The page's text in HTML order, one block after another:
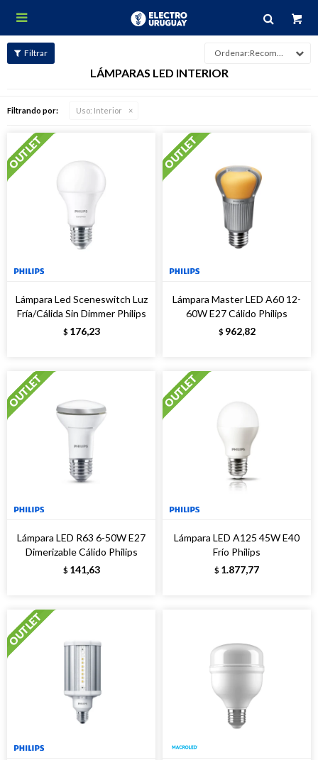

Recomendados
LÁMPARAS LED INTERIOR
Filtrando por: Uso: Interior
Lámpara Led Sceneswitch Luz
Fría/Cálida Sin Dimmer Philips
$ 176,23
Lámpara Master LED A60 12-
60W E27 Cálido Philips
$ 962,82
Lámpara LED R63 6-50W E27
Dimerizable Cálido Philips
$ 141,63
Lámpara LED A125 45W E40
Frío Philips
$ 1.877,77